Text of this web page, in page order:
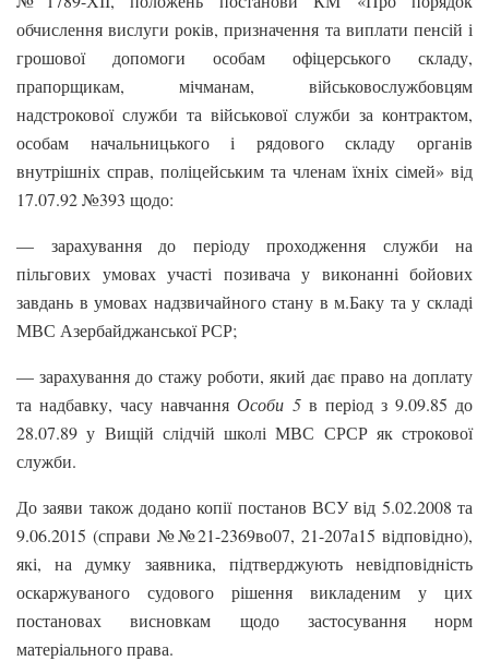
обчислення вислуги років, призначення та виплати пенсій і
грошової допомоги особам офіцерського складу,
прапорщикам, мічманам, військовослужбовцям
надстрокової служби та військової служби за контрактом,
особам начальницького і рядового складу органів
внутрішніх справ, поліцейським та членам їхніх сімей» від
17.07.92 №393 щодо:
— зарахування до періоду проходження служби на
пільгових умовах участі позивача у виконанні бойових
завдань в умовах надзвичайного стану в м.Баку та у складі
МВС Азербайджанської РСР;
— зарахування до стажу роботи, який дає право на доплату
та надбавку, часу навчанняОсоби 5в період з 9.09.85 до
28.07.89 у Вищій слідчій школі МВС СРСР як строкової
служби.
До заяви також додано копії постанов ВСУ від 5.02.2008 та
9.06.2015 (справи №№21-2369во07, 21-207а15 відповідно),
які, на думку заявника, підтверджують невідповідність
оскаржуваного судового рішення викладеним у цих
постановах висновкам щодо застосування норм
матеріального права.